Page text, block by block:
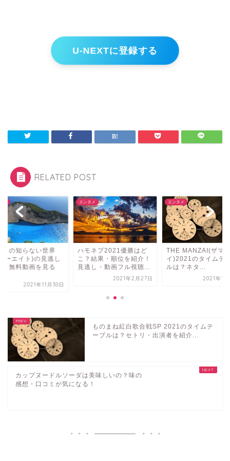
U-NEXTに登録する
RELATED POST
ネプ2021優勝はど
結果・順位を紹介！
し・動画フル視聴...
エンタメ
THE MANZAI(ザマンザ
イ)2021のタイムテーブ
ルは？ネタ...
2021年12月5日
エンタメ
マツコの知らない世
(フォーエイト)の見
配信・無料動画を見
ものまね紅白歌合戦SP 2021のタイムテ
ーブルは？セトリ・出演者を紹介...
カップヌードルソーダは美味しいの？味の
感想・口コミが気になる！